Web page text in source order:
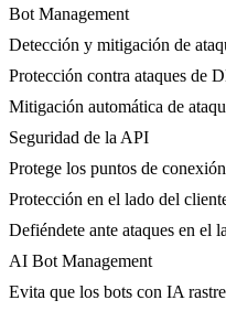
Bot Management
Detección y mitigación de
Protección contra ataques de
Mitigación automática de
Seguridad de la API
Protege los puntos de
Protección en el lado del
Defiéndete ante ataques en el
AI Bot Management
Evita que los bots con IA